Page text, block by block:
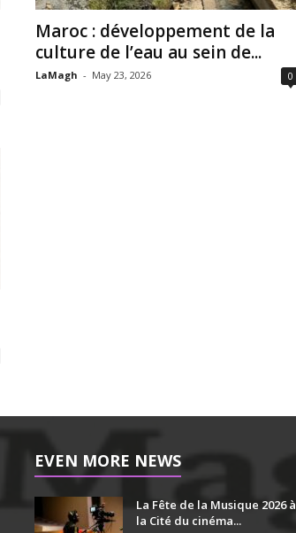
Maroc : développement de la
culture de l’eau au sein de...
LaMagh - May 23, 2026 0
EVEN MORE NEWS
La Fête de la Musique 2026 à
la Cité du cinéma...